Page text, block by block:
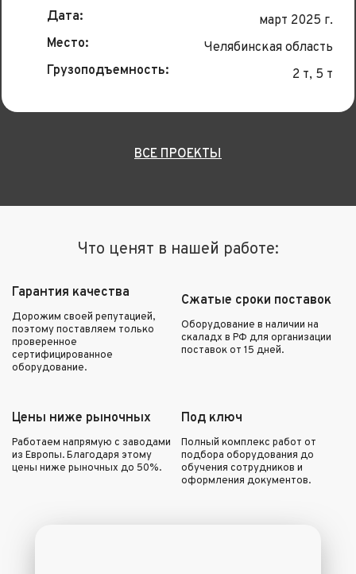
Дата:
март 2025 г.
Место:
Челябинская область
Грузоподъемность:
2 т, 5 т
ВСЕ ПРОЕКТЫ
Что ценят в нашей работе:
Гарантия качества
Дорожим своей репутацией,
поэтому поставляем только
проверенное
сертифицированное
оборудование.
Сжатые сроки поставок
Оборудование в наличии на
скаладх в РФ для организации
поставок от 15 дней.
Цены ниже рыночных
Работаем напрямую с заводами
из Европы. Благодаря этому
цены ниже рыночных до 50%.
Под ключ
Полный комплекс работ от
подбора оборудования до
обучения сотрудников и
оформления документов.